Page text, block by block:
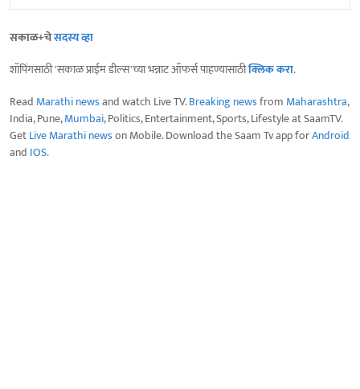
सकाळ+चेसदस्य व्हा
शॉपिंगसाठी 'सकाळ प्राईम डील्स'च्या भन्नाट ऑफर्स पाहण्यासाठीक्लिक करा.
Read Marathi newsand watch Live TV.Breaking newsfrom Maharashtra,
India, Pune,Mumbai, Politics, Entertainment, Sports, Lifestyle at SaamTV.
GetLive Marathi newson Mobile. Download the Saam Tv app forAndroid
and IOS.